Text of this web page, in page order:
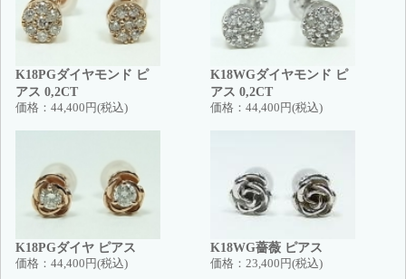
K18PGダイヤモンド ピ
アス 0,2CT
価格： 44,400円(税込)
K18WGダイヤモンド ピ
アス 0,2CT
価格： 44,400円(税込)
K18PGダイヤ ピアス
価格： 44,400円(税込)
K18WG薔薇 ピアス
価格： 23,400円(税込)